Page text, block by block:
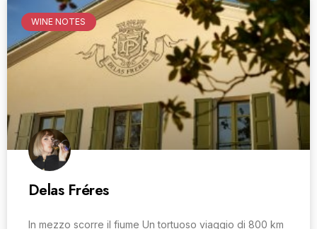
WINE NOTES
Delas Fréres
In mezzo scorre il fiume Un tortuoso viaggio di 800 km